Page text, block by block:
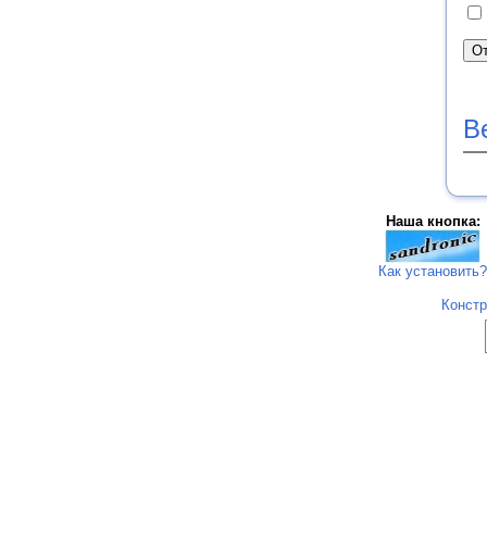
Наша кнопка:
Как установить?